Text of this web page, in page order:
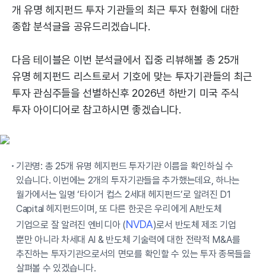
개 유명 헤지펀드 투자 기관들의 최근 투자 현황에 대한
종합 분석글을 공유드리겠습니다.
다음 테이블은 이번 분석글에서 집중 리뷰해볼 총 25개
유명 헤지펀드 리스트로서 기호에 맞는 투자기관들의 최근
투자 관심주들을 선별하신후 2026년 하반기 미국 주식
투자 아이디어로 참고하시면 좋겠습니다.
기관명: 총 25개 유명 헤지펀드 투자기관 이름을 확인하실 수
있습니다. 이번에는 2개의 투자기관들을 추가했는데요, 하나는
월가에서는 일명 ‘타이거 컵스 2세대 헤지펀드’로 알려진 D1
Capital 헤지펀드이며, 또 다른 한곳은 우리에게 AI반도체
기업으로 잘 알려진 엔비디아 (NVDA)로서 반도체 제조 기업
뿐만 아니라 차세대 AI & 반도체 기술력에 대한 전략적 M&A를
추진하는 투자기관으로서의 면모를 확인할 수 있는 투자 종목들을
살펴볼 수 있겠습니다.